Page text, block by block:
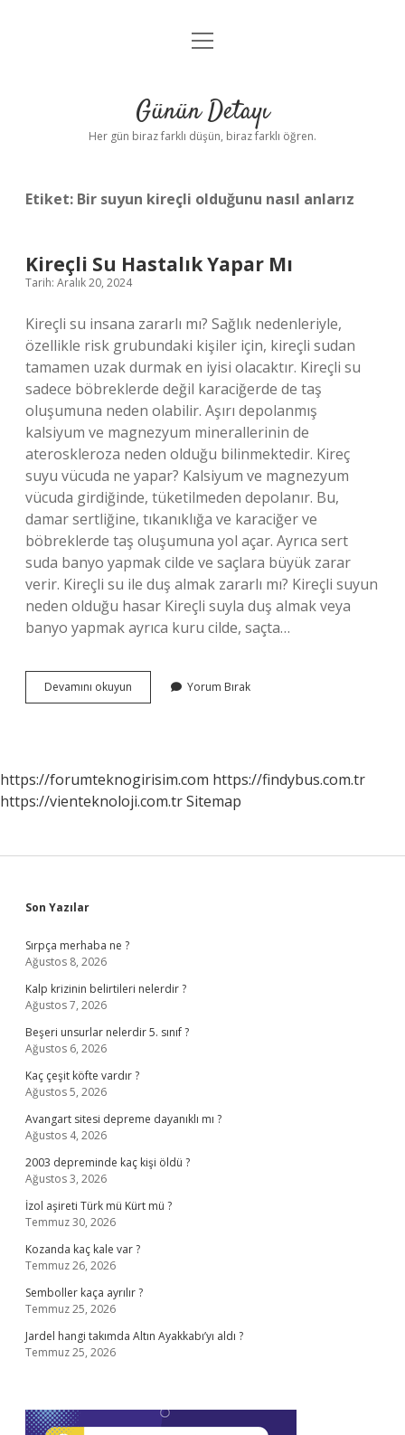
Anasayfa
Yasal Uyarı
menüyü
Günün Detayı
Her gün biraz farklı düşün, biraz farklı öğren.
Etiket: Bir suyun kireçli olduğunu nasıl anlarız
Kireçli Su Hastalık Yapar Mı
Tarih: Aralık 20, 2024
Kireçli su insana zararlı mı? Sağlık nedenleriyle,
özellikle risk grubundaki kişiler için, kireçli sudan
tamamen uzak durmak en iyisi olacaktır. Kireçli su
sadece böbreklerde değil karaciğerde de taş
oluşumuna neden olabilir. Aşırı depolanmış
kalsiyum ve magnezyum minerallerinin de
ateroskleroza neden olduğu bilinmektedir. Kireç
suyu vücuda ne yapar? Kalsiyum ve magnezyum
vücuda girdiğinde, tüketilmeden depolanır. Bu,
damar sertliğine, tıkanıklığa ve karaciğer ve
böbreklerde taş oluşumuna yol açar. Ayrıca sert
suda banyo yapmak cilde ve saçlara büyük zarar
verir. Kireçli su ile duş almak zararlı mı? Kireçli suyun
neden olduğu hasar Kireçli suyla duş almak veya
banyo yapmak ayrıca kuru cilde, saçta…
Devamını okuyun
Su
Yorum Bırak
https://forumteknogirisim.com https://findybus.com.tr
https://vienteknoloji.com.trSitemap
Sidebar
Son Yazılar
Sırpça merhaba ne ?
Ağustos 8, 2026
Kalp krizinin belirtileri nelerdir ?
Ağustos 7, 2026
Beşeri unsurlar nelerdir 5. sınıf ?
Ağustos 6, 2026
Kaç çeşit köfte vardır ?
Ağustos 5, 2026
Avangart sitesi depreme dayanıklı mı ?
Ağustos 4, 2026
2003 depreminde kaç kişi öldü ?
Ağustos 3, 2026
İzol aşireti Türk mü Kürt mü ?
Temmuz 30, 2026
Kozanda kaç kale var ?
Temmuz 26, 2026
Semboller kaça ayrılır ?
Temmuz 25, 2026
Jardel hangi takımda Altın Ayakkabı’yı aldı ?
Temmuz 25, 2026